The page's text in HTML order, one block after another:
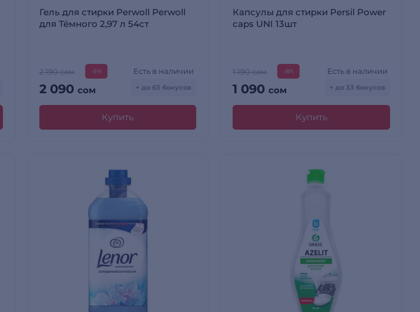
Гель для стирки Perwoll Perwoll
для Тёмного 2,97 л 54ст
2 190 сом -5%
2 090 сом
Есть в наличии
+ до 63 бонусов
Купить
Капсулы для стирки Persil Power
caps UNI 13шт
1 190 сом -8%
1 090сом
Есть в наличии
+ до 33 бонусов
Купить